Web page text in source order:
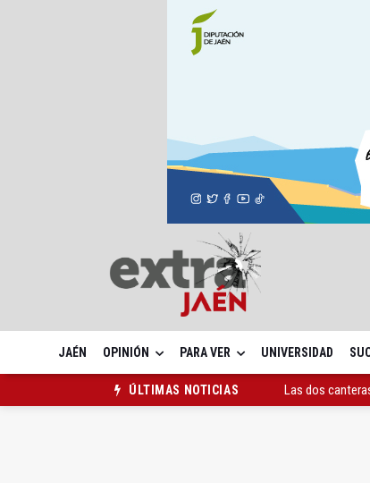
JAÉN OPINIÓN PARA VER UNIVERSIDAD
ÚLTIMAS NOTICIAS
Las dos